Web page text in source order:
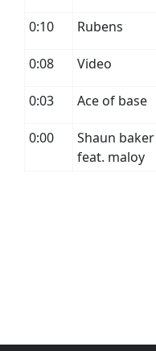
0:10 Rubens
0:08 Video
0:03 Ace of base
0:00
Shaun baker
feat. maloy